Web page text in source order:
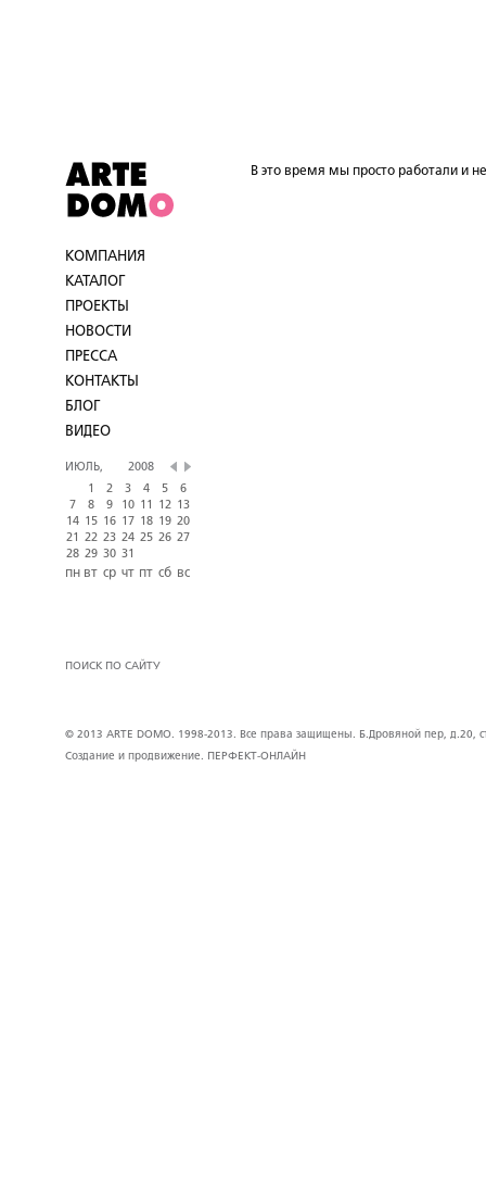
КОМПАНИЯ
КАТАЛОГ
ПРОЕКТЫ
НОВОСТИ
ПРЕССА
КОНТАКТЫ
БЛОГ
ВИДЕО
ИЮЛЬ,
2008
1
2 3 4 5
6
7
8 9 10 11 12
13
14 15 16 17 18 19 20
21
22 23 24 25 26 27
28 29 30 31
пн вт ср чт пт сб вс
ПОИСК ПО САЙТУ
В это время мы просто работали и
© 2013 ARTE DOMO. 1998-2013. Все права защищены. Б.Дровяной пер, д.20,
Создание и продвижение.
ПЕРФЕКТ-ОНЛАЙН